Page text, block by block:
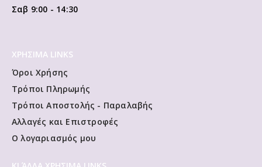
Σαβ 9:00 - 14:30
ΧΡΗΣΙΜΑ LINKS
Όροι Χρήσης
Τρόποι Πληρωμής
Τρόποι Αποστολής - Παραλαβής
Αλλαγές και Επιστροφές
Ο λογαριασμός μου